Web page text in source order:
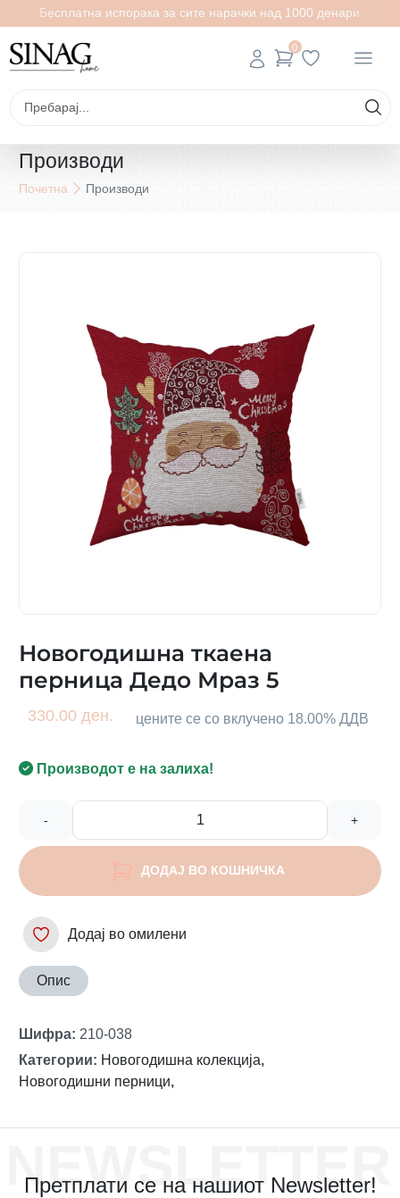
Бесплатна испорака за сите нарачки над 1000 денари
0
Производи
Почетна Производи
Новогодишна ткаена
перница Дедо Мраз 5
330.00 ден. цените се со вклучено 18.00% ДДВ
Производот е на залиха!
- +
ДОДАЈ ВО КОШНИЧКА
Додај во омилени
Опис
Шифра: 210-038
Категории: Новогодишна колекција,
Новогодишни перници,
NEWSLETTER
Претплати се на нашиот Newsletter!